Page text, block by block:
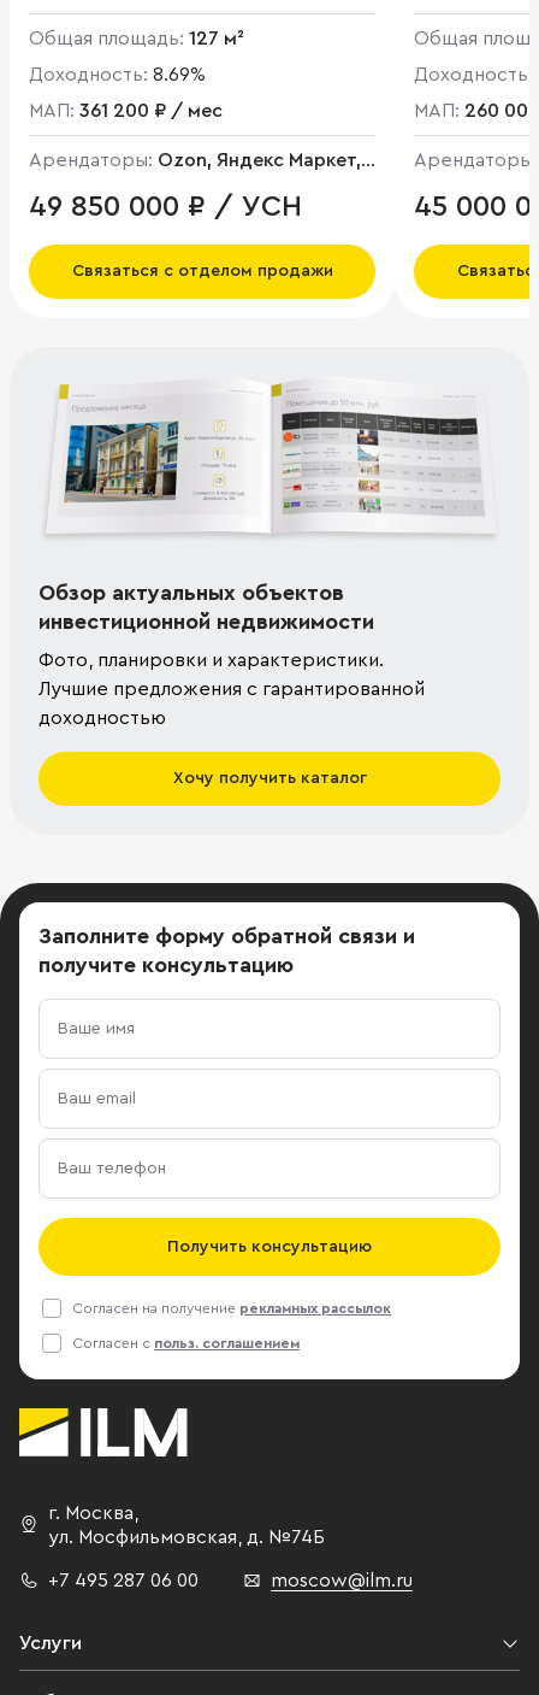
Общая площадь: 127 м²
Доходность: 8.69%
МАП: 361 200 ₽ / мес
Арендаторы: Ozon, Яндекс Маркет,
49 850 000 ₽ / УСН
Связаться с отделом продажи
Общая
Доходность:
МАП: 260
45 000
Обзор актуальных объектов
инвестиционной недвижимости
Фото, планировки и характеристики.
Лучшие предложения с гарантированной
доходностью
Хочу получить каталог
Заполните форму обратной связи и
получите консультацию
Получить консультацию
Согласен на получение рекламных рассылок
Согласен с польз. соглашением
г. Москва,
ул. Мосфильмовская, д. №74Б
+7 495 287 06 00 moscow@ilm.ru
Услуги